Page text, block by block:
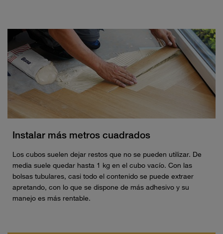
Instalar más metros cuadrados
Los cubos suelen dejar restos que no se pueden utilizar. De
media suele quedar hasta 1 kg en el cubo vacío. Con las
bolsas tubulares, casi todo el contenido se puede extraer
apretando, con lo que se dispone de más adhesivo y su
manejo es más rentable.